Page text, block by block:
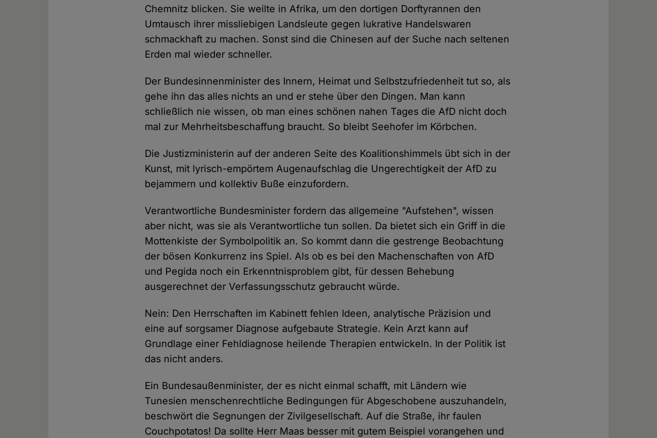
Chemnitz blicken. Sie weilte in Afrika, um den dortigen Dorftyrannen den
Umtausch ihrer missliebigen Landsleute gegen lukrative Handelswaren
schmackhaft zu machen. Sonst sind die Chinesen auf der Suche nach seltenen
Erden mal wieder schneller.
Der Bundesinnenminister des Innern, Heimat und Selbstzufriedenheit tut so, als
gehe ihn das alles nichts an und er stehe über den Dingen. Man kann
schließlich nie wissen, ob man eines schönen nahen Tages die AfD nicht doch
mal zur Mehrheitsbeschaffung braucht. So bleibt Seehofer im Körbchen.
Die Justizministerin auf der anderen Seite des Koalitionshimmels übt sich in der
Kunst, mit lyrisch-empörtem Augenaufschlag die Ungerechtigkeit der AfD zu
bejammern und kollektiv Buße einzufordern.
Verantwortliche Bundesminister fordern das allgemeine "Aufstehen", wissen
aber nicht, was sie als Verantwortliche tun sollen. Da bietet sich ein Griff in die
Mottenkiste der Symbolpolitik an. So kommt dann die gestrenge Beobachtung
der bösen Konkurrenz ins Spiel. Als ob es bei den Machenschaften von AfD
und Pegida noch ein Erkenntnisproblem gibt, für dessen Behebung
ausgerechnet der Verfassungsschutz gebraucht würde.
Nein: Den Herrschaften im Kabinett fehlen Ideen, analytische Präzision und
eine auf sorgsamer Diagnose aufgebaute Strategie. Kein Arzt kann auf
Grundlage einer Fehldiagnose heilende Therapien entwickeln. In der Politik ist
das nicht anders.
Ein Bundesaußenminister, der es nicht einmal schafft, mit Ländern wie
Tunesien menschenrechtliche Bedingungen für Abgeschobene auszuhandeln,
beschwört die Segnungen der Zivilgesellschaft. Auf die Straße, ihr faulen
Couchpotatos! Da sollte Herr Maas besser mit gutem Beispiel vorangehen und